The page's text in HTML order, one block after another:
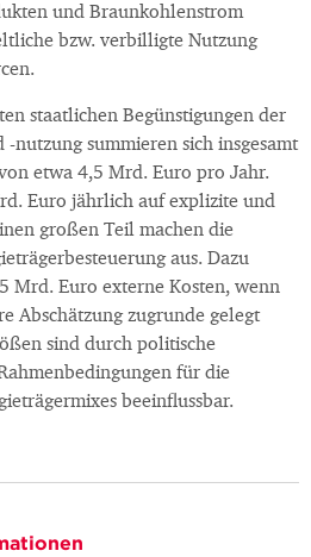
und Braunkohlenstrom
bzw. verbilligte Nutzung
staatlichen Begünstigungen der
nutzung summieren sich insgesamt
etwa 4,5 Mrd. Euro pro Jahr.
Euro jährlich auf explizite und
großen Teil machen die
aus. Dazu
Mrd. Euro externe Kosten, wenn
Abschätzung zugrunde gelegt
sind durch politische
für die
beeinflussbar.